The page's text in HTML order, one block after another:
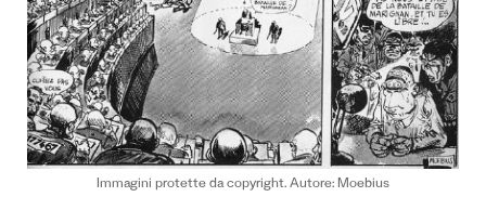
Immagini protette da copyright. Autore: Moebius